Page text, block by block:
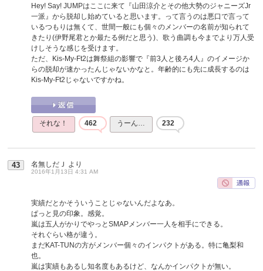
Hey! Say! JUMPはここに来て『山田涼介とその他大勢のジャニーズJr
一派』から脱却し始めていると思います。って言うのは悪口で言って
いるつもりは無くて、世間一般にも個々のメンバーの名前が知られて
きたり(伊野尾君とか最たる例だと思う)、歌う曲調も今までより万人受
けしそうな感じを受けます。
ただ、Kis-My-Ft2は舞祭組の影響で『前3人と後ろ4人』のイメージか
らの脱却が速かったんじゃないかなと。年齢的にも先に成長するのは
Kis-My-Ft2じゃないですかね。
それな！ 462 うーん… 232
43 名無しだＪ より
2016年1月13日 4:31 AM
実績だとかそういうことじゃないんだよなあ。
ぱっと見の印象。感覚。
嵐は五人がかりでやっとSMAPメンバー一人を相手にできる。
それぐらい格が違う。
まだKAT-TUNの方がメンバー個々のインパクトがある。特に亀梨和
也。
嵐は実績もあるし知名度もあるけど、なんかインパクトが無い。